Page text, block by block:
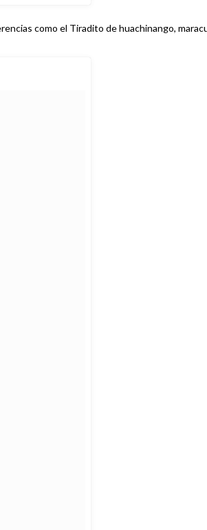
como el Tiradito de huachinango,